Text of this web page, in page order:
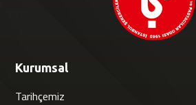
Kurumsal
Tarihçemiz